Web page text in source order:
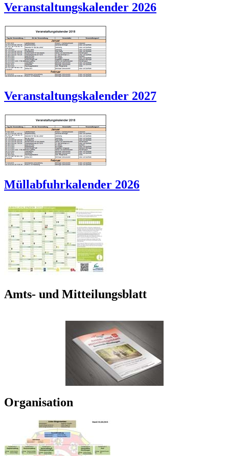
Veranstaltungskalender 2026
Veranstaltungskalender 2027
Müllabfuhrkalender 2026
Amts- und Mitteilungsblatt
Organisation